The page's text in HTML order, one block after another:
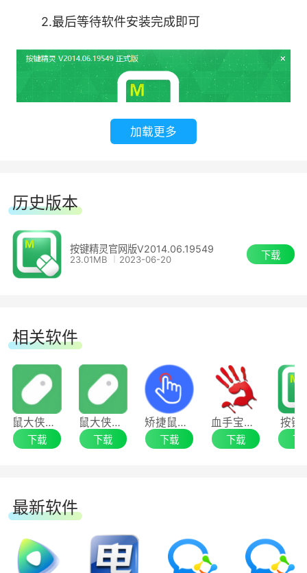
什么是脚本
脚本就是一系列可以反复执行的命令。通过一些判
断条件，可以让这些命令具有一定的智能效果。
初学者可以通过”录制”功能制作简单的脚本，还可
通过”脚本编辑器”制作更加智能的脚本。
在哪些网络游戏里能使用按键精灵
几乎所有的网络游戏都可以使用按键精灵，但部分
带有比较强的反外挂系统的网游只能使用按键精灵
开神盾自我保护功能，才能使用。
2.最后等待软件安装完成即可
加载更多
历史版本
按键精灵官网版V2014.06.19549
23.01MB 2023-06-20 下载
相关软件
鼠大侠鼠标连点器客户端
下载
鼠大侠鼠标连点器
下载
矫捷鼠鼠标连点器
下载
血手宝典8
下载
按键
下
最新软件